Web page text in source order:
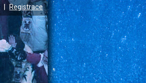
Registrace